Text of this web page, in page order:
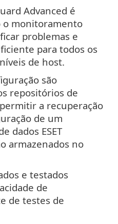
Advanced é
o monitoramento
problemas e
para todos os
de host.
são
repositórios de
a recuperação
de um
dados ESET
armazenados no
e testados
de
de testes de